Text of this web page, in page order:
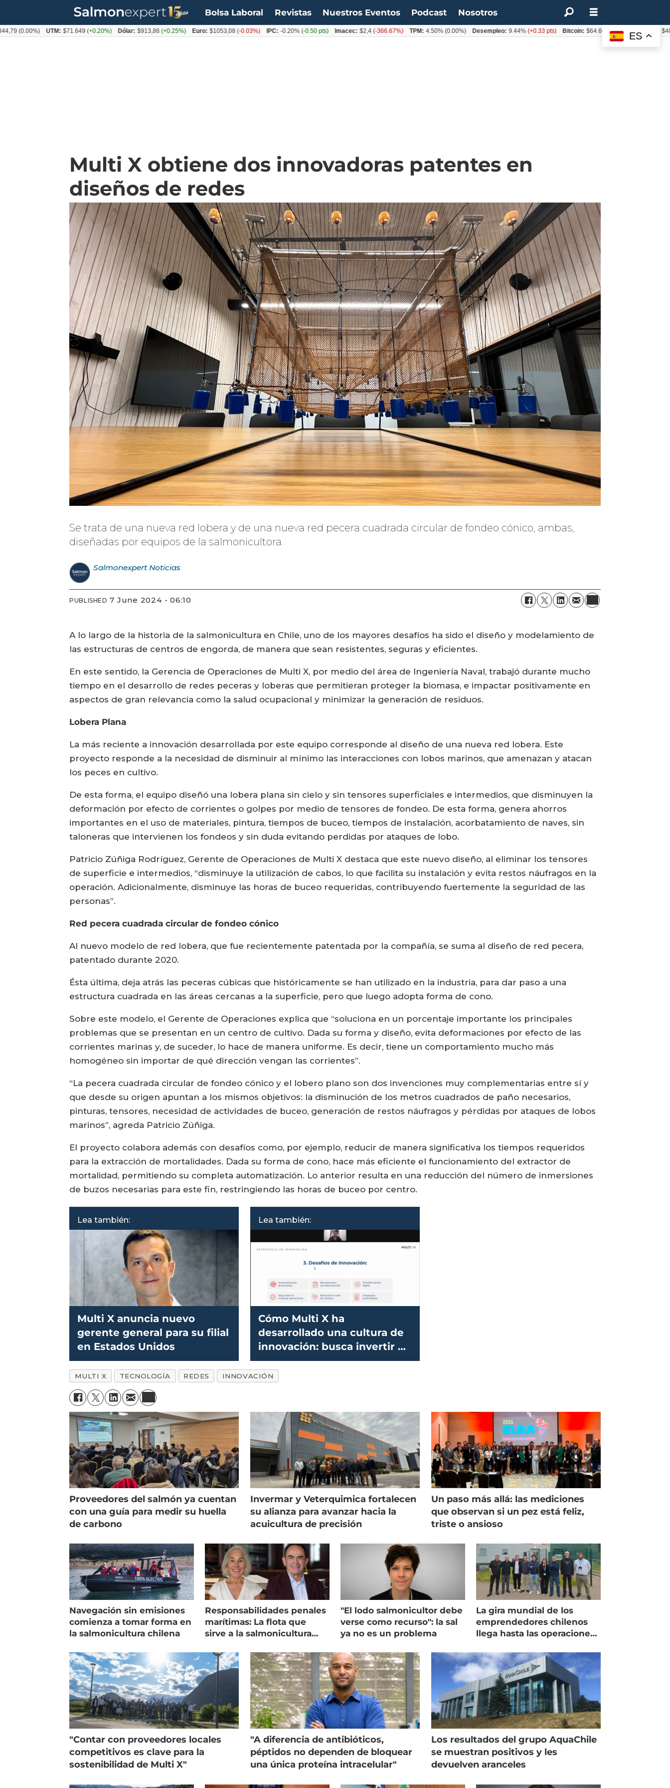
Bolsa Laboral Revistas Nuestros Eventos Podcast Nosotros
Multi X obtiene dos innovadoras patentes en
diseños de redes
Se trata de una nueva red lobera y de una nueva red pecera cuadrada circular de fondeo cónico, ambas,
diseñadas por equipos de la salmonicultora.
Salmonexpert Noticias
PUBLISHED 7 June 2024 - 06:10
A lo largo de la historia de la salmonicultura en Chile, uno de los mayores desafíos ha sido el diseño y modelamiento de
las estructuras de centros de engorda, de manera que sean resistentes, seguras y eficientes.
En este sentido, la Gerencia de Operaciones de Multi X, por medio del área de Ingeniería Naval, trabajó durante mucho
tiempo en el desarrollo de redes peceras y loberas que permitieran proteger la biomasa, e impactar positivamente en
aspectos de gran relevancia como la salud ocupacional y minimizar la generación de residuos.
Lobera Plana
La más reciente a innovación desarrollada por este equipo corresponde al diseño de una nueva red lobera. Este
proyecto responde a la necesidad de disminuir al mínimo las interacciones con lobos marinos, que amenazan y atacan
los peces en cultivo.
De esta forma, el equipo diseñó una lobera plana sin cielo y sin tensores superficiales e intermedios, que disminuyen la
deformación por efecto de corrientes o golpes por medio de tensores de fondeo. De esta forma, genera ahorros
importantes en el uso de materiales, pintura, tiempos de buceo, tiempos de instalación, acorbatamiento de naves, sin
taloneras que intervienen los fondeos y sin duda evitando perdidas por ataques de lobo.
Patricio Zúñiga Rodríguez, Gerente de Operaciones de Multi X destaca que este nuevo diseño, al eliminar los tensores
de superficie e intermedios, “disminuye la utilización de cabos, lo que facilita su instalación y evita restos náufragos en la
operación. Adicionalmente, disminuye las horas de buceo requeridas, contribuyendo fuertemente la seguridad de las
personas”.
Red pecera cuadrada circular de fondeo cónico
Al nuevo modelo de red lobera, que fue recientemente patentada por la compañía, se suma al diseño de red pecera,
patentado durante 2020.
Ésta última, deja atrás las peceras cúbicas que históricamente se han utilizado en la industria, para dar paso a una
estructura cuadrada en las áreas cercanas a la superficie, pero que luego adopta forma de cono.
Sobre este modelo, el Gerente de Operaciones explica que “soluciona en un porcentaje importante los principales
problemas que se presentan en un centro de cultivo. Dada su forma y diseño, evita deformaciones por efecto de las
corrientes marinas y, de suceder, lo hace de manera uniforme. Es decir, tiene un comportamiento mucho más
homogéneo sin importar de qué dirección vengan las corrientes”.
“La pecera cuadrada circular de fondeo cónico y el lobero plano son dos invenciones muy complementarias entre sí y
que desde su origen apuntan a los mismos objetivos: la disminución de los metros cuadrados de paño necesarios,
pinturas, tensores, necesidad de actividades de buceo, generación de restos náufragos y pérdidas por ataques de lobos
marinos”, agreda Patricio Zúñiga.
El proyecto colabora además con desafíos como, por ejemplo, reducir de manera significativa los tiempos requeridos
para la extracción de mortalidades. Dada su forma de cono, hace más eficiente el funcionamiento del extractor de
mortalidad, permitiendo su completa automatización. Lo anterior resulta en una reducción del número de inmersiones
de buzos necesarias para este fin, restringiendo las horas de buceo por centro.
Lea también:
Multi X anuncia nuevo
gerente general para su filial
en Estados Unidos
Lea también:
Cómo Multi X ha
desarrollado una cultura de
innovación: busca invertir en
startups
MULTI X TECNOLOGÍA REDES INNOVACIÓN
Proveedores del salmón ya cuentan
con una guía para medir su huella
de carbono
Invermar y Veterquimica fortalecen
su alianza para avanzar hacia la
acuicultura de precisión
Un paso más allá: las mediciones
que observan si un pez está feliz,
triste o ansioso
Navegación sin emisiones
comienza a tomar forma en
la salmonicultura chilena
Responsabilidades penales
marítimas: La flota que
sirve a la salmonicultura
"El lodo salmonicultor debe
verse como recurso": la sal
ya no es un problema
La gira mundial de los
emprendedores chilenos
llega hasta las operaciones
"Contar con proveedores locales
competitivos es clave para la
sostenibilidad de Multi X"
"A diferencia de antibióticos,
péptidos no dependen de bloquear
una única proteína intracelular"
Los resultados del grupo AquaChile
se muestran positivos y les
devuelven aranceles
ES
UTM: $71.649(+0.20%) Dólar: $913,86(+0.25%) Euro: $1053,08(-0.03%) IPC: -0.20% (-0.50 pts) Imacec: $2,4(-366.67%) TPM: 4.50%(0.00%) Desempleo: 9.44%(+0.33 pts) Bitcoin: $64.600,08 (+2.93%)